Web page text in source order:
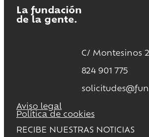
La fundación
de la gente.
C/ Montesinos
824 901 775
Aviso legal
Política de cookies
RECIBE NUESTRAS NOTICIAS